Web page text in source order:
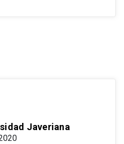
Javeriana